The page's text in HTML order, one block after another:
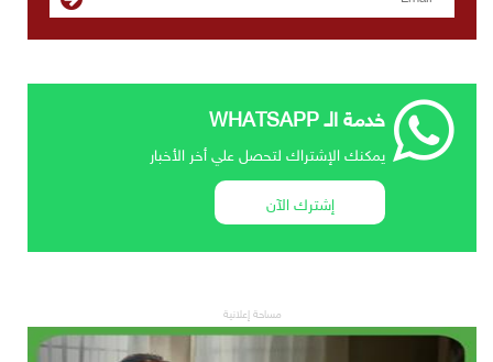
خدمة الـ WHATSAPP
يمكنك الإشتراك لتحصل علي أخر الأخبار
إشترك الآن
مساحة إعلانية